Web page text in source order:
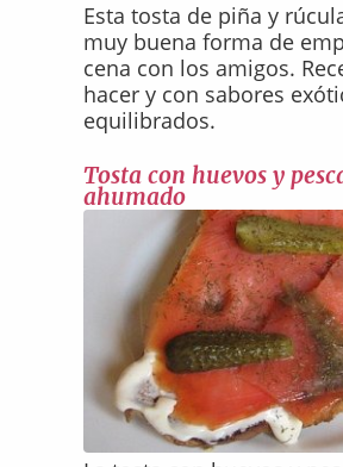
Esta tosta de piña y
muy buena forma de
cena con los amigos.
hacer y con sabores
equilibrados.
Tosta con huevos y
ahumado